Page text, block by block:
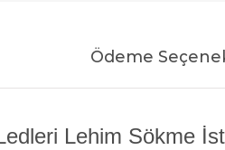
Ödeme
Lehim Sökme